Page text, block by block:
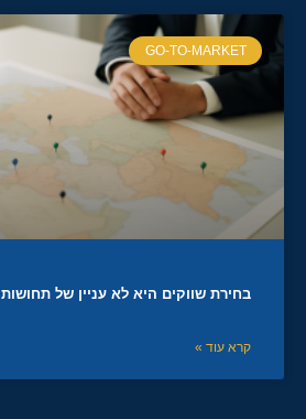
GO-TO-MARKET
בחירת שווקים היא לא עניין של תחושות
קרא עוד »